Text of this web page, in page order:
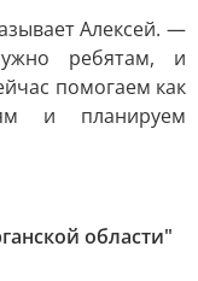
Алексей. —
ребятам, и
помогаем как
и планируем
области"